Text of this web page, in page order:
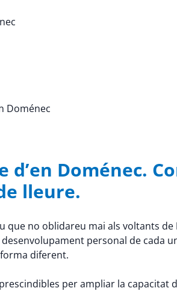
Doménec
d’en Doménec.
lleure.
no oblidareu mai als voltants de
personal de cada
diferent.
per ampliar la